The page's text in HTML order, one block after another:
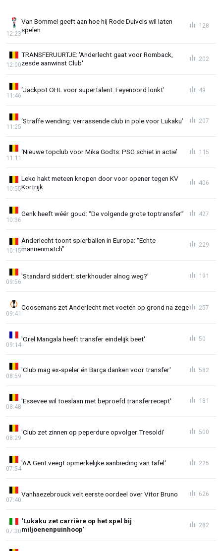
Van Bommel geeft aan hoe hij Rode Duivels wil laten
spelen
12:23
128
TRANSFERUURTJE: 'Anderlecht gaat voor Romback,
zesde aanwinst Club'
12:00
202
‘Jackpot OHL voor supertalent: Feyenoord lonkt’
11:46
49
‘Straffe wending: verrassende club in pole voor Lukaku’
11:25
207
‘Nieuwe topclub voor Mika Godts: PSG schiet in actie’
11:11
115
Leko hakt meteen knopen door voor opener tegen KV
Kortrijk
10:55
406
Genk heeft wéér goud: “De volgende grote toptransfer”
10:36
427
Anderlecht toont spierballen in Europa: “Echte
mannenmatch”
10:15
229
'Standard siddert: sterkhouder alnog weg?'
09:56
191
Coosemans zet Anderlecht met voeten op grond na zege
09:41
257
'Orel Mangala heeft transfer eindelijk beet'
09:14
50
'Club mag ex-speler én Barça danken voor transfer'
08:59
582
'Essevee wil toeslaan met beproefd transferrecept'
08:48
181
'Club zet zinnen op peperdure opvolger Tresoldi'
08:29
500
'AA Gent veegt opmerkelijke aanbieding van tafel'
07:54
225
Vanhaezebrouck velt eerste oordeel over Vitor Bruno
07:40
626
‘Lukaku zet carrière op het spel bij
miljoenenpuinhoop’
07:30
282